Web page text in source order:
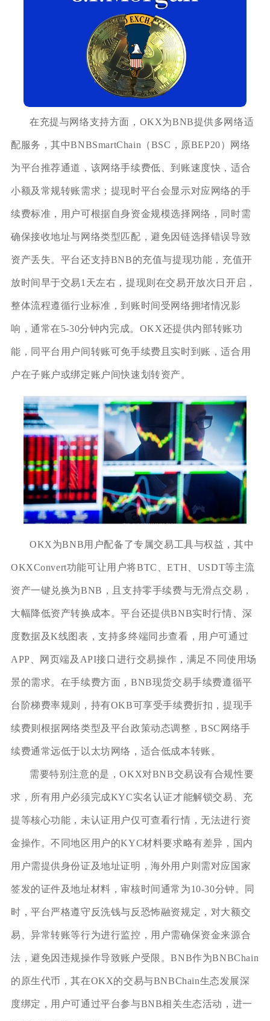
在充提与网络支持方面，OKX为BNB提供多网络适
配服务，其中BNBSmartChain（BSC，原BEP20）网络
为平台推荐通道，该网络手续费低、到账速度快，适合
小额及常规转账需求；提现时平台会显示对应网络的手
续费标准，用户可根据自身资金规模选择网络，同时需
确保接收地址与网络类型匹配，避免因链选择错误导致
资产丢失。平台还支持BNB的充值与提现功能，充值开
放时间早于交易1天左右，提现则在交易开放次日开启，
整体流程遵循行业标准，到账时间受网络拥堵情况影
响，通常在5-30分钟内完成。OKX还提供内部转账功
能，同平台用户间转账可免手续费且实时到账，适合用
户在子账户或绑定账户间快速划转资产。
OKX为BNB用户配备了专属交易工具与权益，其中
OKXConvert功能可让用户将BTC、ETH、USDT等主流
资产一键兑换为BNB，且支持零手续费与无滑点交易，
大幅降低资产转换成本。平台还提供BNB实时行情、深
度数据及K线图表，支持多终端同步查看，用户可通过
APP、网页端及API接口进行交易操作，满足不同使用场
景的需求。在手续费方面，BNB现货交易手续费遵循平
台阶梯费率规则，持有OKB可享受手续费折扣，提现手
续费则根据网络类型及平台政策动态调整，BSC网络手
续费通常远低于以太坊网络，适合低成本转账。
需要特别注意的是，OKX对BNB交易设有合规性要
求，所有用户必须完成KYC实名认证才能解锁交易、充
提等核心功能，未认证用户仅可查看行情，无法进行资
金操作。不同地区用户的KYC材料要求略有差异，国内
用户需提供身份证及地址证明，海外用户则需对应国家
签发的证件及地址材料，审核时间通常为10-30分钟。同
时，平台严格遵守反洗钱与反恐怖融资规定，对大额交
易、异常转账等行为进行监控，用户需确保资金来源合
法，避免因违规操作导致账户受限。BNB作为BNBChain
的原生代币，其在OKX的交易与BNBChain生态发展深
度绑定，用户可通过平台参与BNB相关生态活动，进一